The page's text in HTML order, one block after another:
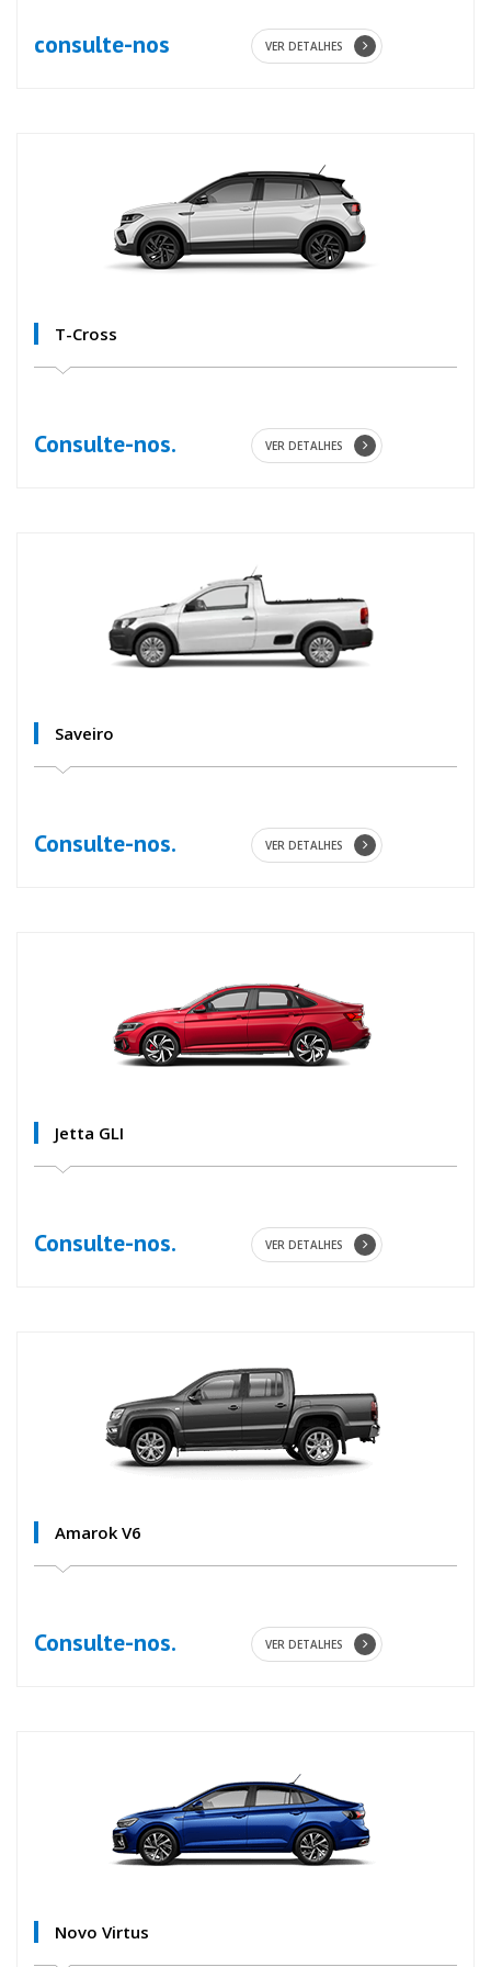
consulte-nos VER DETALHES
T-Cross
Consulte-nos. VER DETALHES
Saveiro
Consulte-nos. VER DETALHES
Jetta GLI
Consulte-nos. VER DETALHES
Amarok V6
Consulte-nos. VER DETALHES
Novo Virtus